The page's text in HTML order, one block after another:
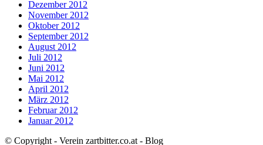
Dezember 2012
November 2012
Oktober 2012
September 2012
August 2012
Juli 2012
Juni 2012
Mai 2012
April 2012
März 2012
Februar 2012
Januar 2012
© Copyright - Verein zartbitter.co.at - Blog